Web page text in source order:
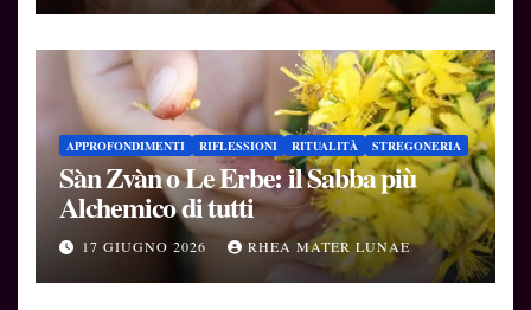
APPROFONDIMENTI RIFLESSIONI RITUALITÀ STREGONERIA
Sàn Zvàn o Le Erbe: il Sabba più
Alchemico di tutti
17 GIUGNO 2026 RHEA MATER LUNAE